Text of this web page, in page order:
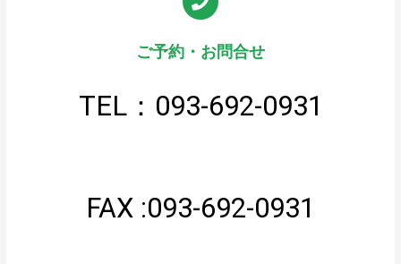
ご予約・お問合せ
TEL：093-692-0931
FAX :093-692-0931